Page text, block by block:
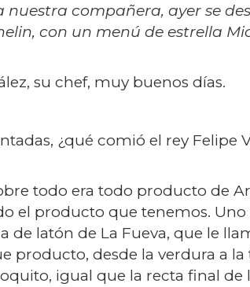
compañera, ayer se
con un menú de estrella
su chef, muy buenos días.
¿qué comió el rey Felipe
todo era todo producto de
el producto que tenemos. Uno
de latón de La Fueva, que le
producto, desde la verdura a
igual que la recta final de